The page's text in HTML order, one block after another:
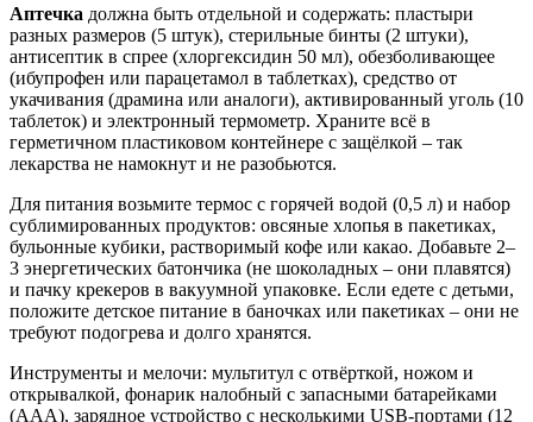
Аптечка должна быть отдельной и содержать: пластыри
разных размеров (5 штук), стерильные бинты (2 штуки),
антисептик в спрее (хлоргексидин 50 мл), обезболивающее
(ибупрофен или парацетамол в таблетках), средство от
укачивания (драмина или аналоги), активированный уголь (10
таблеток) и электронный термометр. Храните всё в
герметичном пластиковом контейнере с защёлкой – так
лекарства не намокнут и не разобьются.
Для питания возьмите термос с горячей водой (0,5 л) и набор
сублимированных продуктов: овсяные хлопья в пакетиках,
бульонные кубики, растворимый кофе или какао. Добавьте 2–
3 энергетических батончика (не шоколадных – они плавятся)
и пачку крекеров в вакуумной упаковке. Если едете с детьми,
положите детское питание в баночках или пакетиках – они не
требуют подогрева и долго хранятся.
Инструменты и мелочи: мультитул с отвёрткой, ножом и
открывалкой, фонарик налобный с запасными батарейками
(AAA), зарядное устройство с несколькими USB-портами (12